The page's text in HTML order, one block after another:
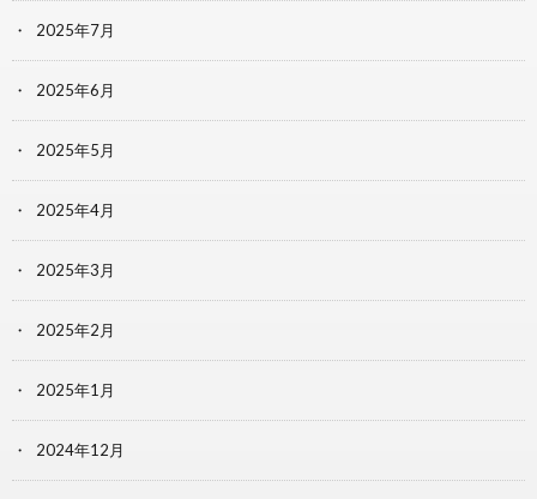
2025年7月
2025年6月
2025年5月
2025年4月
2025年3月
2025年2月
2025年1月
2024年12月